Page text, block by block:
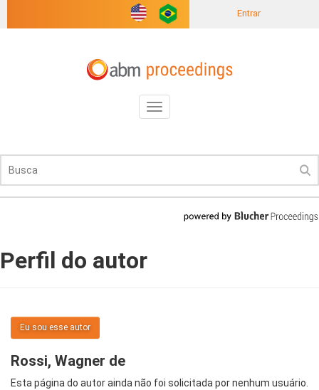
Entrar
Toggle
navigation
Perfil do autor
Eu sou esse autor
Rossi, Wagner de
Esta página do autor ainda não foi solicitada por nenhum usuário.